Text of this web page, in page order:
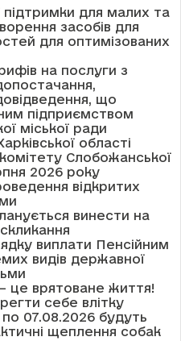
для малих та
засобів для
для оптимізованих
на послуги з
що
підприємством
міської ради
області
Слобожанської
2026 року
відкритих
винести на
скликання
виплати Пенсійним
видів державної
це врятоване життя!
себе влітку
07.08.2026 будуть
щеплення собак